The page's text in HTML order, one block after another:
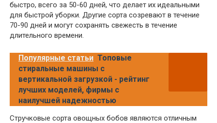
быстро, всего за 50-60 дней, что делает их идеальными
для быстрой уборки. Другие сорта созревают в течение
70-90 дней и могут сохранять свежесть в течение
длительного времени.
Популярные статьи Топовые
стиральные машины с
вертикальной загрузкой - рейтинг
лучших моделей, фирмы с
наилучшей надежностью
Стручковые сорта овощных бобов являются отличным